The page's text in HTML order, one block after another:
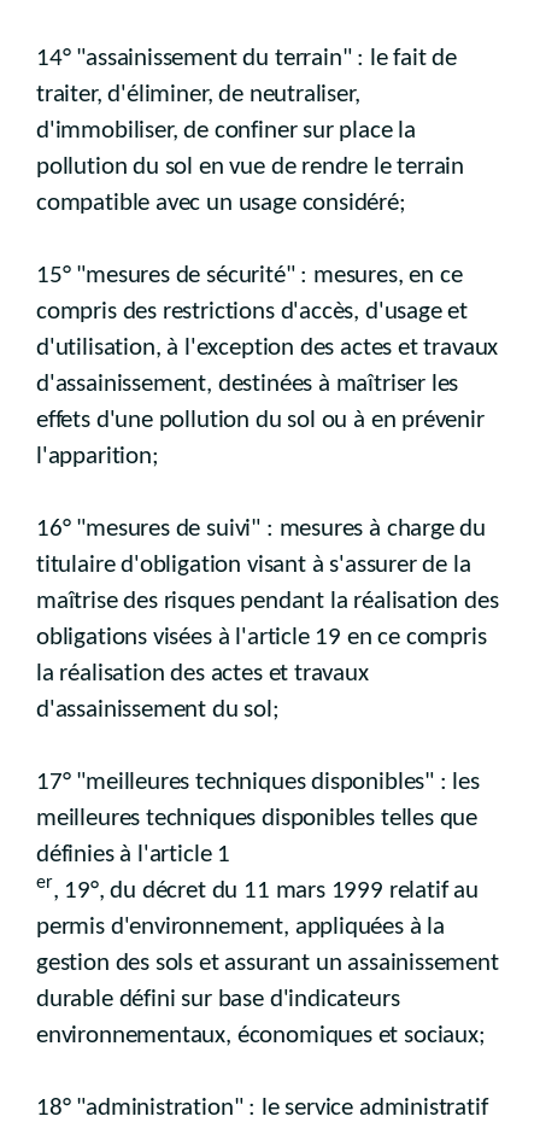
14° "assainissement du terrain" : le fait de
traiter, d'éliminer, de neutraliser,
d'immobiliser, de confiner sur place la
pollution du sol en vue de rendre le terrain
compatible avec un usage considéré;
15° "mesures de sécurité" : mesures, en ce
compris des restrictions d'accès, d'usage et
d'utilisation, à l'exception des actes et travaux
d'assainissement, destinées à maîtriser les
effets d'une pollution du sol ou à en prévenir
l'apparition;
16° "mesures de suivi" : mesures à charge du
titulaire d'obligation visant à s'assurer de la
maîtrise des risques pendant la réalisation des
obligations visées à l'article 19 en ce compris
la réalisation des actes et travaux
d'assainissement du sol;
17° "meilleures techniques disponibles" : les
meilleures techniques disponibles telles que
définies à l'article 1
er, 19°, du décret du 11 mars 1999 relatif au
permis d'environnement, appliquées à la
gestion des sols et assurant un assainissement
durable défini sur base d'indicateurs
environnementaux, économiques et sociaux;
18° "administration" : le service administratif